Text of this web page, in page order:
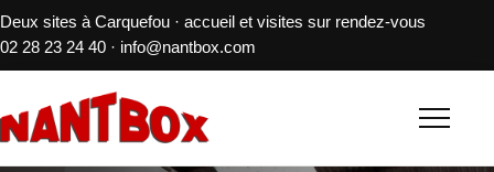
Deux sites à Carquefou · accueil et visites sur rendez-vous
02 28 23 24 40 · info@nantbox.com